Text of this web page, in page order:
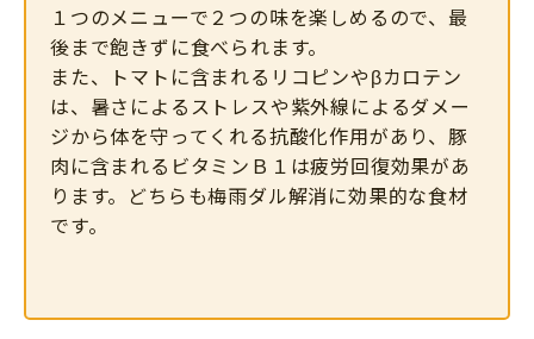
１つのメニューで２つの味を楽しめるので、最
後まで飽きずに食べられます。
また、トマトに含まれるリコピンやβカロテン
は、暑さによるストレスや紫外線によるダメー
ジから体を守ってくれる抗酸化作用があり、豚
肉に含まれるビタミンＢ１は疲労回復効果があ
ります。どちらも梅雨ダル解消に効果的な食材
です。